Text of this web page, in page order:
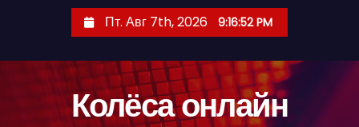
Пт. Авг 7th, 2026 9:16:53 PM
Колёса онлайн